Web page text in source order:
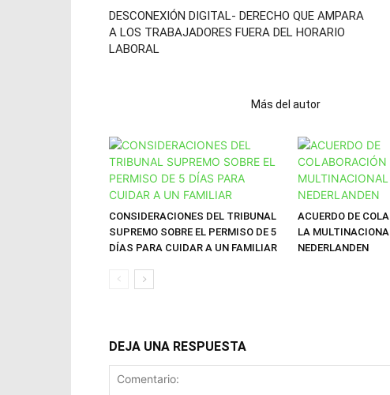
DESCONEXIÓN DIGITAL- DERECHO QUE AMPARA
A LOS TRABAJADORES FUERA DEL HORARIO
LABORAL
Más del autor
CONSIDERACIONES DEL TRIBUNAL
SUPREMO SOBRE EL PERMISO DE 5
DÍAS PARA CUIDAR A UN FAMILIAR
ACUERDO DE
LA
NEDERLANDEN
DEJA UNA RESPUESTA